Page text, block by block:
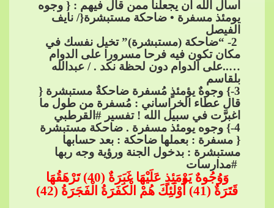
أسأل الله أن يجعلنا ممن قال فيهم : { وجوه
يومئذ مسفرة • ضاحكة مستبشرة{/ نايف
الفيصل
2- “ضاحكة (مستبشرة)” تخيل نفسك في
مكان تكون فيه فرحا مسرورا على الدوام
…..على الدوام دون لحظة نكد . / عبدالله
بلقاسم
3-} وجوهٌ يؤمئذٍ مُسفرة ضاحكةٌ مستبشرة {
قال عطاء الخراساني : مُسفرة من طول ما
اغبرَّت في سبيل الله ! تفسير​​ #القرطبي
4-} وجوه يومئذ مسفرة . ضاحكة مستبشرة
{ مسفرة : بعملها ضاحكة : بعد حسابها
مستبشرة : بدخول الجنة ورؤية وجه ربها​​
#مدارسات
وَوُجُوهٌ يَوْمَئِذٍ عَلَيْهَا غَبَرَةٌ (40) تَرْهَقُهَا
قَتَرَةٌ (41) أُوْلَئِكَ هُمْ الْكَف
َرَةُ الْفَجَرَةُ (42)